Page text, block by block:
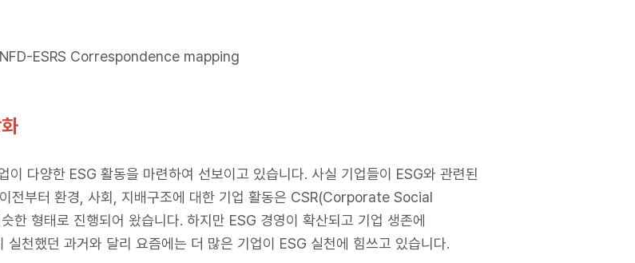
ESRS Correspondence mapping
다양한 ESG 활동을 마련하여 선보이고 있습니다. 사실 기업들이 ESG와 관련된
전부터 환경, 사회, 지배구조에 대한 기업 활동은 CSR(Corporate Social
형태로 진행되어 왔습니다. 하지만 ESG 경영이 확산되고 기업 생존에
천했던 과거와 달리 요즘에는 더 많은 기업이 ESG 실천에 힘쓰고 있습니다.